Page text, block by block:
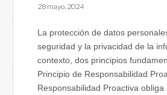
28 mayo, 2024
La protección de datos
seguridad y la privacidad de la
contexto, dos principios
Principio de Responsabilidad
Responsabilidad Proactiva